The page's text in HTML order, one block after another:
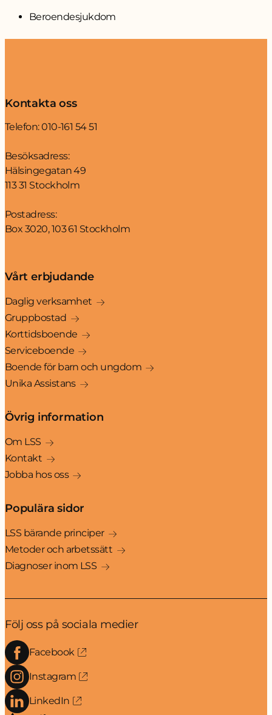
Beroendesjukdom
Kontakta oss
Telefon:010-161 54 51
Besöksadress:
Hälsingegatan 49
113 31 Stockholm
Postadress:
Box 3020, 103 61 Stockholm
Vårt erbjudande
Daglig verksamhet
Gruppbostad
Korttidsboende
Serviceboende
Boende för barn och ungdom
Unika Assistans
Övrig information
Om LSS
Kontakt
Jobba hos oss
Populära sidor
LSS bärande principer
Metoder och arbetssätt
Diagnoser inom LSS
Följ oss på sociala medier
Facebook
Instagram
LinkedIn